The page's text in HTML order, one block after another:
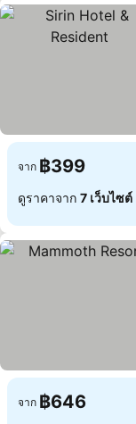
จาก ฿399
ดูราคาจาก 7 เว็บไซต์
จาก ฿646